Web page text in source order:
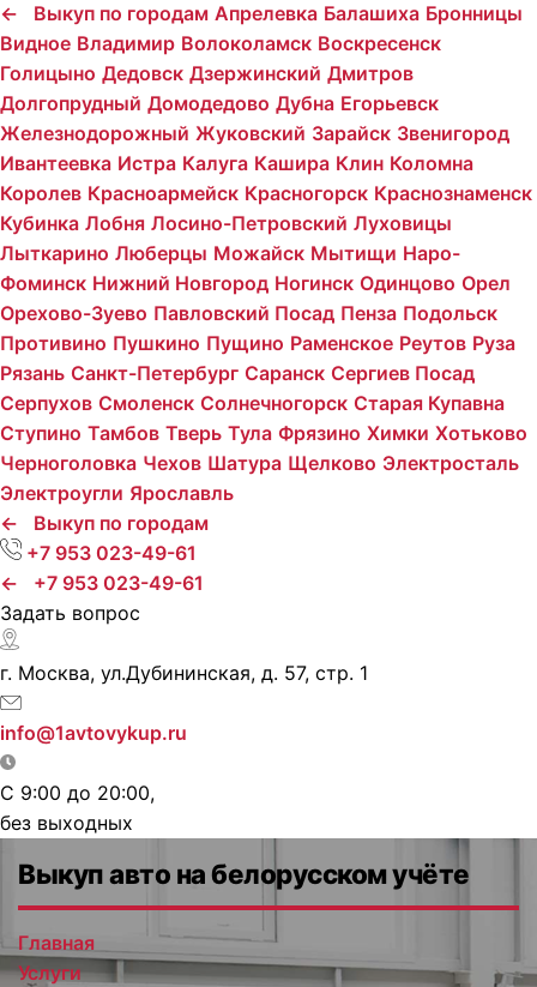
←
Выкуп по городам Апрелевка Балашиха Бронницы
Видное Владимир Волоколамск Воскресенск
Голицыно Дедовск Дзержинский Дмитров
Долгопрудный Домодедово Дубна Егорьевск
Железнодорожный Жуковский Зарайск Звенигород
Ивантеевка Истра Калуга Кашира Клин Коломна
Королев Красноармейск Красногорск Краснознаменск
Кубинка Лобня Лосино-Петровский Луховицы
Лыткарино Люберцы Можайск Мытищи Наро-
Фоминск Нижний Новгород Ногинск Одинцово Орел
Орехово-Зуево Павловский Посад Пенза Подольск
Противино Пушкино Пущино Раменское Реутов Руза
Рязань Санкт-Петербург Саранск Сергиев Посад
Серпухов Смоленск Солнечногорск Старая Купавна
Ступино Тамбов Тверь Тула Фрязино Химки Хотьково
Черноголовка Чехов Шатура Щелково Электросталь
Электроугли Ярославль
←
Выкуп по городам
+7 953 023-49-61
←
+7 953 023-49-61
Задать вопрос
г. Москва, ул.Дубининская, д. 57, стр. 1
info@1avtovykup.ru
C 9:00 до 20:00,
без выходных
Выкуп авто на белорусском учёте
Главная
Услуги